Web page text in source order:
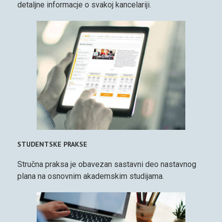
detaljne informacje o svakoj kancelariji.
STUDENTSKE PRAKSE
Stručna praksa je obavezan sastavni deo nastavnog
plana na osnovnim akademskim studijama.